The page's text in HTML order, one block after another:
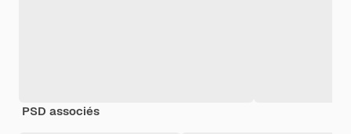
PSD associés